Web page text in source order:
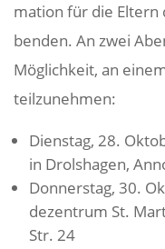
ma­tion für die
benden. An zwei
Möglich­keit, an
teilzunehmen:
Dienstag, 28.
in Drol­s­hagen,
Donnerstag, 30.
de­zen­trum St.
Str. 24